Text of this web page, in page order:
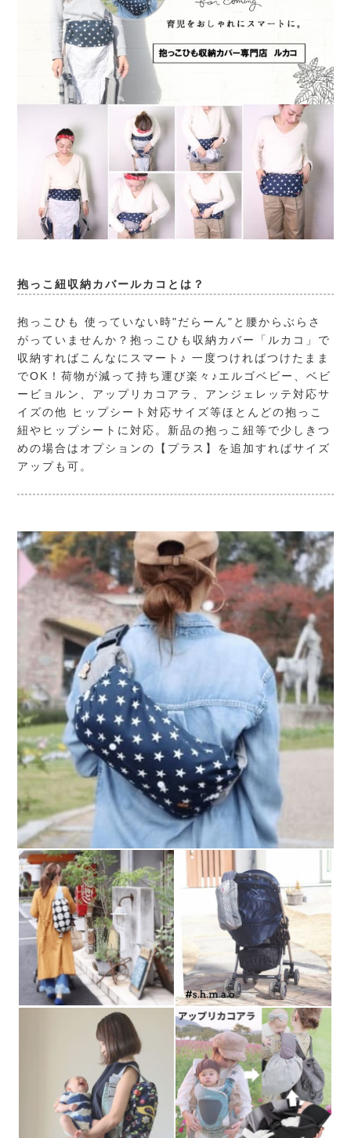
抱っこ紐収納カバールカコとは？
抱っこひも 使っていない時"だらーん"と腰からぶらさ
がっていませんか？抱っこひも収納カバー「ルカコ」で
収納すればこんなにスマート♪ 一度つければつけたまま
でOK！荷物が減って持ち運び楽々♪エルゴベビー、ベビ
ービョルン、アップリカコアラ、アンジェレッテ対応サ
イズの他 ヒップシート対応サイズ等ほとんどの抱っこ
紐やヒップシートに対応。新品の抱っこ紐等で少しきつ
めの場合はオプションの【プラス】を追加すればサイズ
アップも可。